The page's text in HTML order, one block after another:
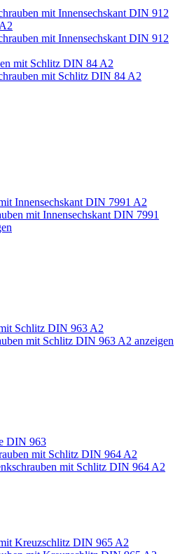
mit Innensechskant DIN 912
mit Innensechskant DIN 912
mit Schlitz DIN 84 A2
mit Schlitz DIN 84 A2
Innensechskant DIN 7991 A2
mit Innensechskant DIN 7991
Schlitz DIN 963 A2
mit Schlitz DIN 963 A2 anzeigen
DIN 963
mit Schlitz DIN 964 A2
mit Schlitz DIN 964 A2
Kreuzschlitz DIN 965 A2